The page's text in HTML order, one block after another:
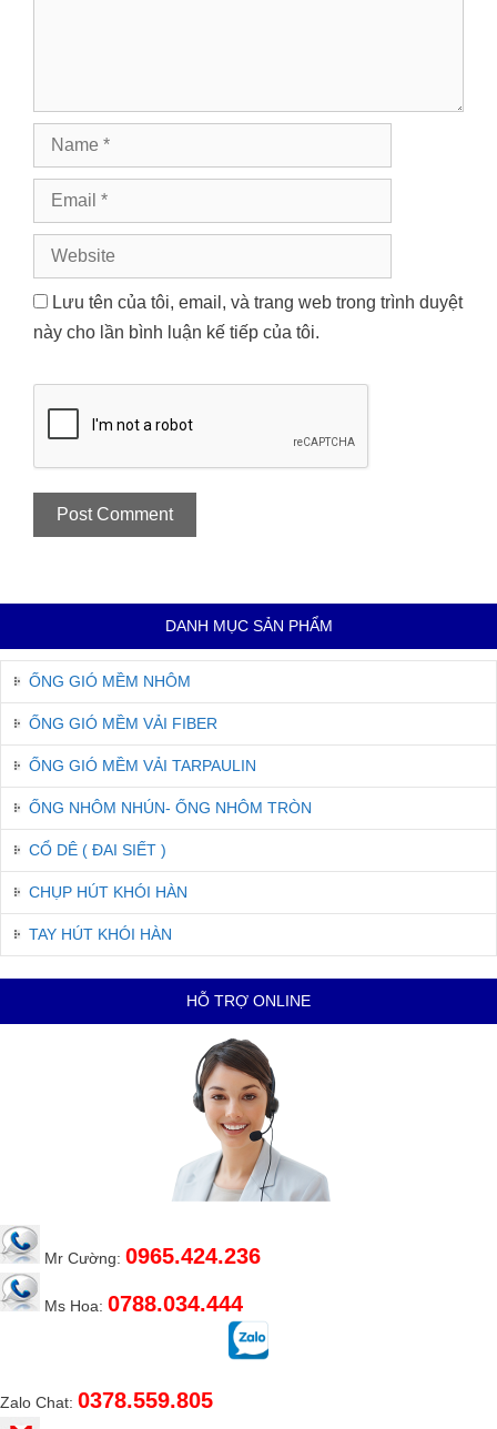
Name
Email
Website
Lưu tên của tôi, email, và trang web trong trình duyệt
này cho lần bình luận kế tiếp của tôi.
DANH MỤC SẢN PHẨM
ỐNG GIÓ MỀM NHÔM
ỐNG GIÓ MỀM VẢI FIBER
ỐNG GIÓ MỀM VẢI TARPAULIN
ỐNG NHÔM NHÚN- ỐNG NHÔM TRÒN
CỔ DÊ ( ĐAI SIẾT )
CHỤP HÚT KHÓI HÀN
TAY HÚT KHÓI HÀN
HỖ TRỢ ONLINE
Mr Cường: 0965.424.236
Ms Hoa: 0788.034.444
Zalo Chat: 0378.559.805